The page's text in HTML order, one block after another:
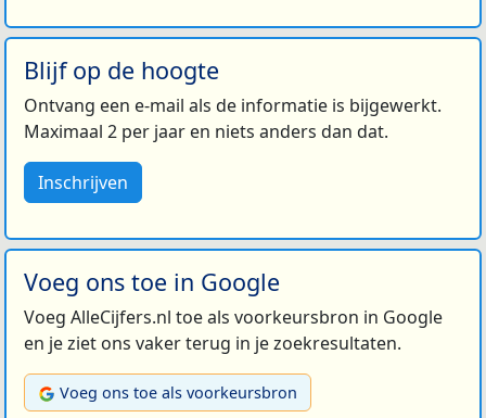
Blijf op de hoogte
Ontvang een e-mail als de informatie is bijgewerkt.
Maximaal 2 per jaar en niets anders dan dat.
Inschrijven
Voeg ons toe in Google
Voeg AlleCijfers.nl toe als voorkeursbron in Google
en je ziet ons vaker terug in je zoekresultaten.
Voeg ons toe als voorkeursbron